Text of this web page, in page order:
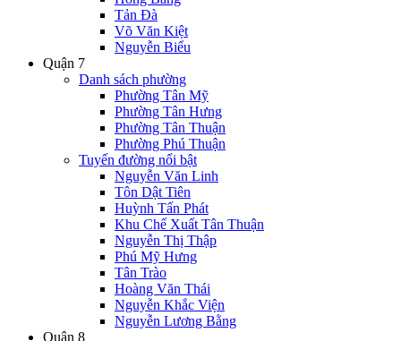
Tản Đà
Võ Văn Kiệt
Nguyễn Biểu
Quận 7
Danh sách phường
Phường Tân Mỹ
Phường Tân Hưng
Phường Tân Thuận
Phường Phú Thuận
Tuyến đường nổi bật
Nguyễn Văn Linh
Tôn Dật Tiên
Huỳnh Tấn Phát
Khu Chế Xuất Tân Thuận
Nguyễn Thị Thập
Phú Mỹ Hưng
Tân Trào
Hoàng Văn Thái
Nguyễn Khắc Viện
Nguyễn Lương Bằng
Quận 8